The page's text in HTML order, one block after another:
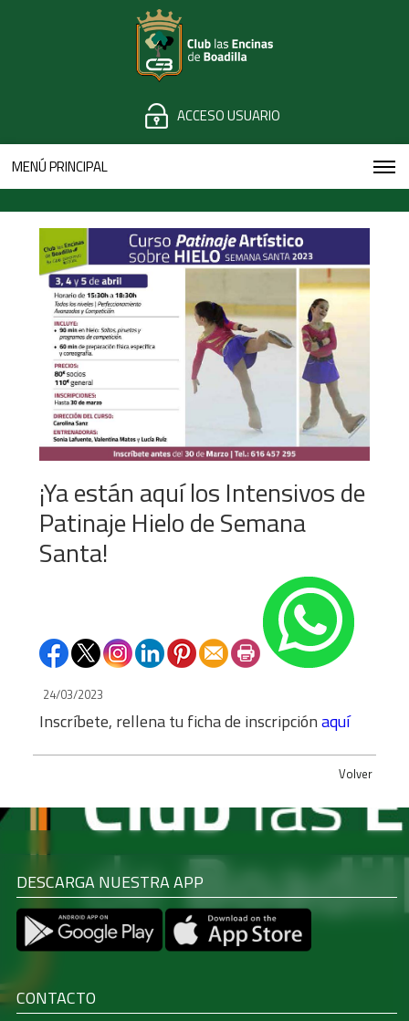
ACCESO USUARIO
MENÚ PRINCIPAL
¡Ya están aquí los Intensivos de
Patinaje Hielo de Semana
Santa!
24/03/2023
Inscríbete, rellena tu ficha de inscripciónaquí
Volver
DESCARGA NUESTRA APP
CONTACTO